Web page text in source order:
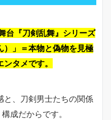
台『刀剣乱舞』シリーズ
）」＝本物と偽物を見極
タメです。
と、刀剣男士たちの関係
成だからです。